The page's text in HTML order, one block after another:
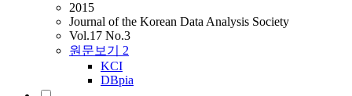
2015
Journal of the Korean Data Analysis Society
Vol.17 No.3
원문보기 2
KCI
DBpia